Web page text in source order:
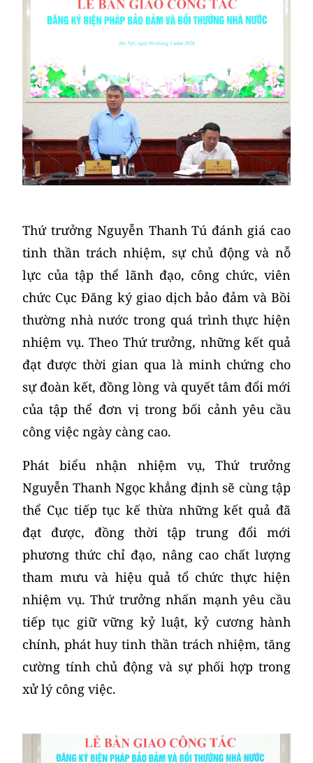
​Thứ trưởng Nguyễn Thanh Tú đánh giá cao
tinh thần trách nhiệm, sự chủ động và nỗ
lực của tập thể lãnh đạo, công chức, viên
chức Cục Đăng ký giao dịch bảo đảm và Bồi
thường nhà nước trong quá trình thực hiện
nhiệm vụ. Theo Thứ trưởng, những kết quả
đạt được thời gian qua là minh chứng cho
sự đoàn kết, đồng lòng và quyết tâm đổi mới
của tập thể đơn vị trong bối cảnh yêu cầu
công việc ngày càng cao.
Phát biểu nhận nhiệm vụ, Thứ trưởng
Nguyễn Thanh Ngọc khẳng định sẽ cùng tập
thể Cục tiếp tục kế thừa những kết quả đã
đạt được, đồng thời tập trung đổi mới
phương thức chỉ đạo, nâng cao chất lượng
tham mưu và hiệu quả tổ chức thực hiện
nhiệm vụ. Thứ trưởng nhấn mạnh yêu cầu
tiếp tục giữ vững kỷ luật, kỷ cương hành
chính, phát huy tinh thần trách nhiệm, tăng
cường tính chủ động và sự phối hợp trong
xử lý công việc.